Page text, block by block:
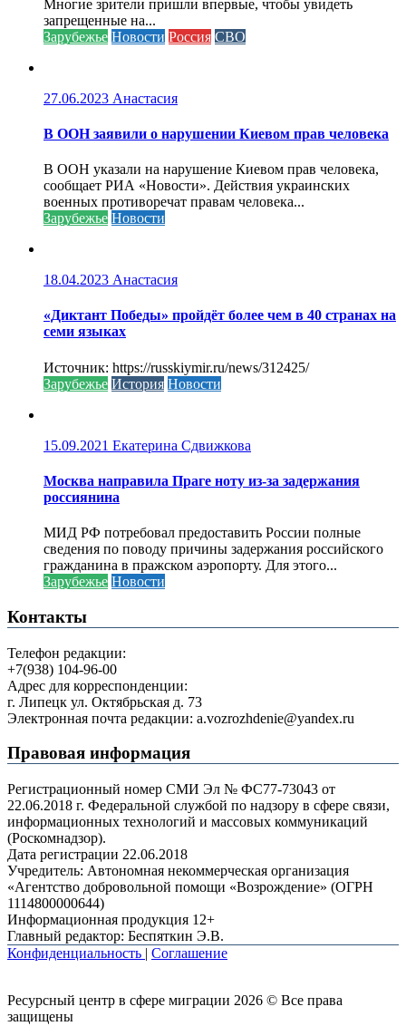
Многие зрители пришли впервые, чтобы увидеть
запрещенные на...
Зарубежье Новости Россия СВО
27.06.2023 Анастасия
В ООН заявили о нарушении Киевом прав человека
В ООН указали на нарушение Киевом прав человека,
сообщает РИА «Новости». Действия украинских
военных противоречат правам человека...
Зарубежье Новости
18.04.2023 Анастасия
«Диктант Победы» пройдёт более чем в 40 странах на
семи языках
Источник: https://russkiymir.ru/news/312425/
Зарубежье История Новости
15.09.2021 Екатерина Сдвижкова
Москва направила Праге ноту из-за задержания
россиянина
МИД РФ потребовал предоставить России полные
сведения по поводу причины задержания российского
гражданина в пражском аэропорту. Для этого...
Зарубежье Новости
Контакты
Телефон редакции:
+7(938) 104-96-00
Адрес для корреспонденции:
г. Липецк ул. Октябрьская д. 73
Электронная почта редакции: a.vozrozhdenie@yandex.ru
Правовая информация
Регистрационный номер СМИ Эл № ФС77-73043 от
22.06.2018 г. Федеральной службой по надзору в сфере связи,
информационных технологий и массовых коммуникаций
(Роскомнадзор).
Дата регистрации 22.06.2018
Учредитель: Автономная некоммерческая организация
«Агентство добровольной помощи «Возрождение» (ОГРН
1114800000644)
Информационная продукция 12+
Главный редактор: Беспяткин Э.В.
Конфиденциальность | Соглашение
Ресурсный центр в сфере миграции 2026 © Все права
защищены